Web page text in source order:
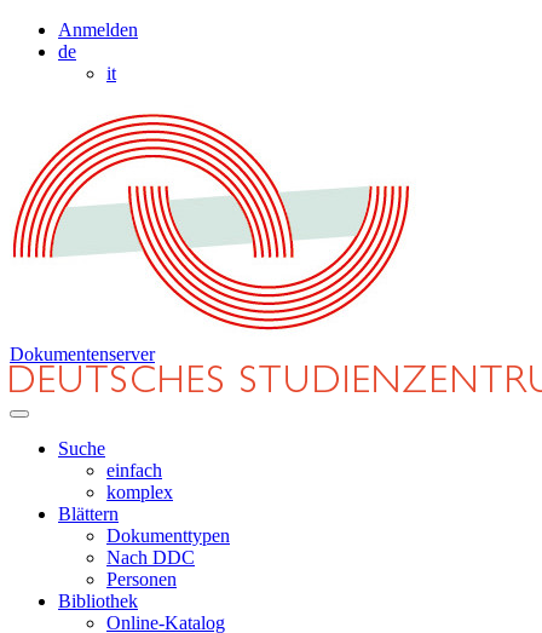
Anmelden
de
it
Dokumentenserver
Suche
einfach
komplex
Blättern
Dokumenttypen
Nach DDC
Personen
Bibliothek
Online-Katalog